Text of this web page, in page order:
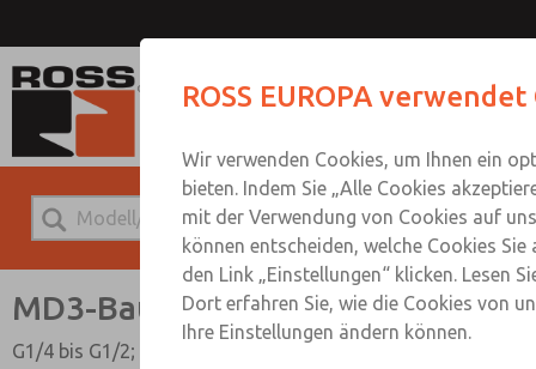
MD3-Baureihe
G1/4 bis G1/2; Durchfluss bis 4.248 l/min
ROSS EUROPA
Wir verwenden Cookies, um Ihnen ein
bieten. Indem Sie „Alle Cookies
mit der Verwendung von Cookies auf
können entscheiden, welche Cookies
den Link „Einstellungen“ klicken. Lesen
Dort erfahren Sie, wie die Cookies von
Ihre Einstellungen ändern können.